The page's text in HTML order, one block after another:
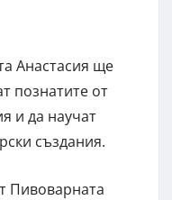
Анастасия ще
познатите от
и да научат
създания.
Пивоварната